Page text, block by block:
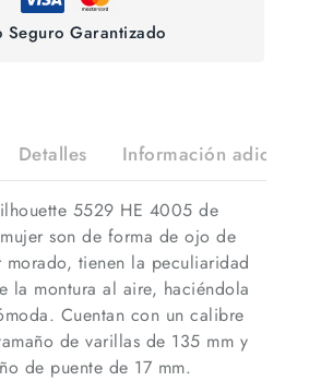
Seguro Garantizado
Detalles Información
5529 HE 4005 de
son de forma de ojo de
tienen la peculiaridad
la montura al aire, haciéndola
Cuentan con un calibre
de varillas de 135 mm y
de puente de 17 mm.